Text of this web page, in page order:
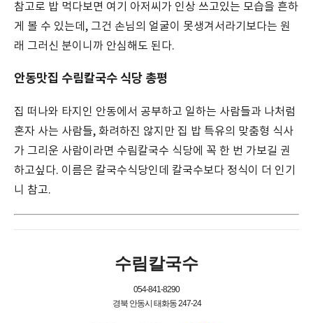
참고로 밥 먹다보면 여기 아저씨가 인상 쓰고있는 모습을 흔하
게 볼 수 있는데, 그건 손님의 얼굴이 못생겨서라기보다는 원
래 그러신 분이니까 안심해도 된다.
안동맛집 수림칼국수 식당 총평
집 떠나와 타지인 안동에서 공부하고 일하는 사람들과 나처럼
혼자 사는 사람들, 화려하진 않지만 집 밥 특유의 맞춤형 식사
가 그리운 사람이라면 수림칼국수 식당에 꼭 한 번 가보길 권
하고싶다. 이름은 칼국수식당인데 칼국수보다 정식이 더 인기
니 참고.